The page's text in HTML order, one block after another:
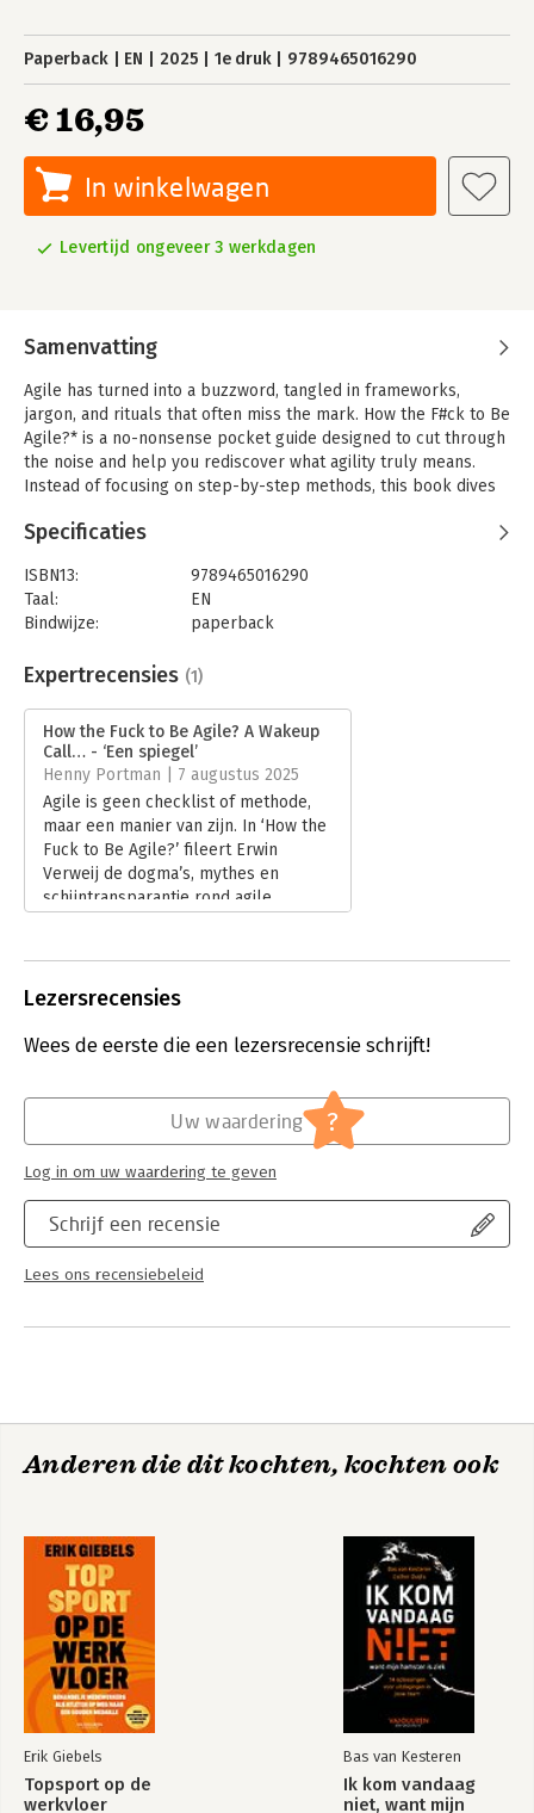
Paperback EN 2025 1e druk 9789465016290
€ 16,95
In winkelwagen
Levertijd ongeveer 3 werkdagen
Samenvatting
Agile has turned into a buzzword, tangled in frameworks,
jargon, and rituals that often miss the mark. How the F#ck to Be
Agile?* is a no-nonsense pocket guide designed to cut through
the noise and help you rediscover what agility truly means.
Instead of focusing on step-by-step methods, this book dives
agile.
It challenges common myths, like why SAFe isn’t always “safe”
or how the “Spotify model” fell short, even for Spotify itself.
More importantly, it’s a practical boost for what you already
from scratch. Beyond frameworks and teams, agility extends
into everyday life—how you handle change, communicate, and
align with your values.
This pocket guide is for anyone seeking a straightforward and
impactful way to rethink agility. Whether you're a leader,
practitioner, or just curious, it’s a quick read that fits in your
pocket but delivers a powerful shift in perspective. It’s not
about adding more rules; it’s about rediscovering what truly
works for you. Stop doing Agile. Start being agile.
Specificaties
ISBN13:
9789465016290
Taal:
EN
Bindwijze:
paperback
Uitgever:
Brave New Books
Verschijningsdatum:
3-2-2025
Hoofdrubriek: Algemeen management
Expertrecensies (1)
How the Fuck to Be Agile? A Wakeup
Call… - ‘Een spiegel’
Henny Portman | 7 augustus 2025
Agile is geen checklist of methode,
maar een manier van zijn. In ‘How the
Fuck to Be Agile?’ fileert Erwin
Verweij de dogma’s, mythes en
schijntransparantie rond agile
eigenaarschap.
Lezersrecensies
Wees de eerste die een lezersrecensie schrijft!
Schrijf een recensie
Lees ons recensiebeleid
Uw waardering ?
Log in om uw waardering te geven
Anderen die dit kochten, kochten ook
Erik Giebels
Topsport op de
werkvloer
Bas van Kesteren
Ik kom vandaag
niet, want mijn